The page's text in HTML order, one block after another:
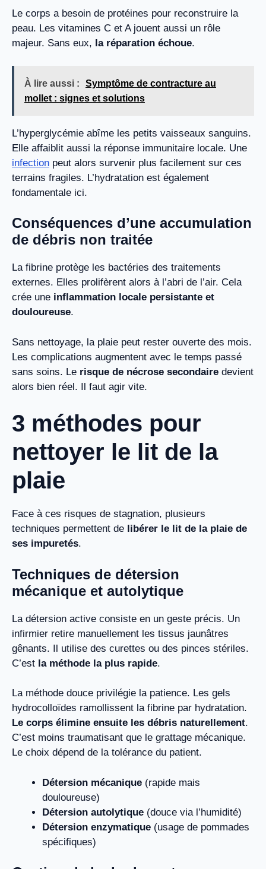
Le corps a besoin de protéines pour reconstruire la
peau. Les vitamines C et A jouent aussi un rôle
majeur. Sans eux, la réparation échoue.
À lire aussi :
Symptôme de contracture au
mollet : signes et solutions
L’hyperglycémie abîme les petits vaisseaux sanguins.
Elle affaiblit aussi la réponse immunitaire locale. Une
infection peut alors survenir plus facilement sur ces
terrains fragiles. L’hydratation est également
fondamentale ici.
Conséquences d’une accumulation
de débris non traitée
La fibrine protège les bactéries des traitements
externes. Elles prolifèrent alors à l’abri de l’air. Cela
crée une inflammation locale persistante et
douloureuse.
Sans nettoyage, la plaie peut rester ouverte des mois.
Les complications augmentent avec le temps passé
sans soins. Le risque de nécrose secondaire devient
alors bien réel. Il faut agir vite.
3 méthodes pour
nettoyer le lit de la
plaie
Face à ces risques de stagnation, plusieurs
techniques permettent de libérer le lit de la plaie de
ses impuretés.
Techniques de détersion
mécanique et autolytique
La détersion active consiste en un geste précis. Un
infirmier retire manuellement les tissus jaunâtres
gênants. Il utilise des curettes ou des pinces stériles.
C’est la méthode la plus rapide.
La méthode douce privilégie la patience. Les gels
hydrocolloïdes ramollissent la fibrine par hydratation.
Le corps élimine ensuite les débris naturellement.
C’est moins traumatisant que le grattage mécanique.
Le choix dépend de la tolérance du patient.
Détersion mécanique (rapide mais
douloureuse)
Détersion autolytique (douce via l’humidité)
Détersion enzymatique (usage de pommades
spécifiques)